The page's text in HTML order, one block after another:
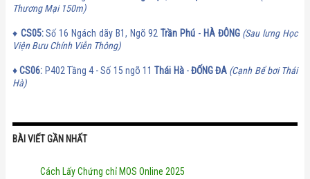
Thương Mại 150m)
♦ CS05:Số 16 Ngách dãy B1, Ngõ 92Trần Phú - HÀ ĐÔNG (Sau lưng Học
Viện Bưu Chính Viễn Thông)
♦CS06: P402 Tầng 4 - Số 15 ngõ 11Thái Hà-ĐỐNG ĐA (Cạnh Bể bơi Thái
Hà)
BÀI VIẾT GẦN NHẤT
Cách Lấy Chứng chỉ MOS Online 2025